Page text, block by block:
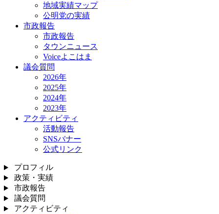
地域実績マップ
公明党の実績
市政報告
市政報告
タウンニュース
Voiceよこはま
議会質問
2026年
2025年
2024年
2023年
アクティビティ
活動報告
SNSバナー
公式リンク
プロフィル
政策・実績
市政報告
議会質問
アクティビティ